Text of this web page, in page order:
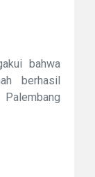
bahwa
berhasil